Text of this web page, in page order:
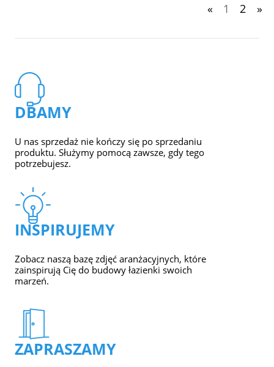
« 1 2 »
DBAMY
U nas sprzedaż nie kończy się po sprzedaniu
produktu. Służymy pomocą zawsze, gdy tego
potrzebujesz.
INSPIRUJEMY
Zobacz naszą bazę zdjęć aranżacyjnych, które
zainspirują Cię do budowy łazienki swoich
marzeń.
ZAPRASZAMY